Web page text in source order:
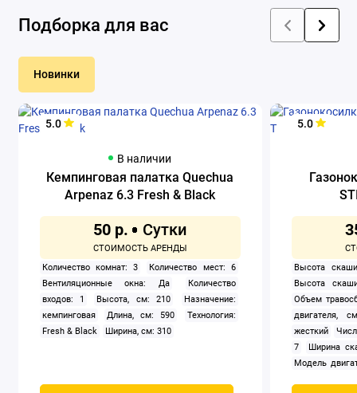
Подборка для вас
Новинки
5.0
В наличии
Кемпинговая палатка Quechua
Arpenaz 6.3 Fresh & Black
50 р.
Количество комнат: 3
Количество мест: 6
Вентиляционные окна: Да
Количество
входов: 1
Высота, см: 210
Назначение:
кемпинговая
Длина, см: 590
Технология:
Fresh & Black
Ширина, см: 310
5.0
Высота
Высота
Объем
двигателя,
жесткий
7
Ширина
Модель